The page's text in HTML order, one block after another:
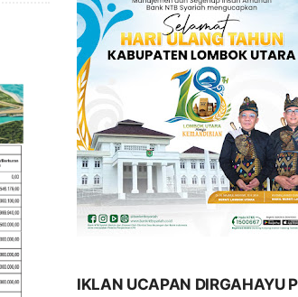
IKLAN UCAPAN DIRGAHAYU